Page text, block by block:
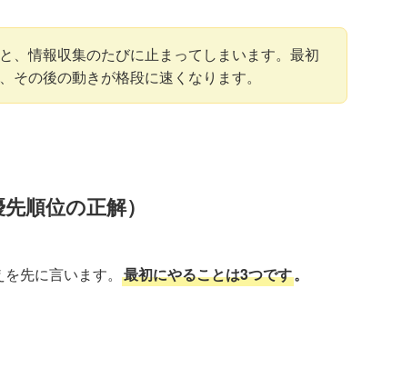
、情報収集のたびに止まってしまいます。最初
その後の動きが格段に速くなります。
順位の正解）
先に言います。 最初にやることは3つです。